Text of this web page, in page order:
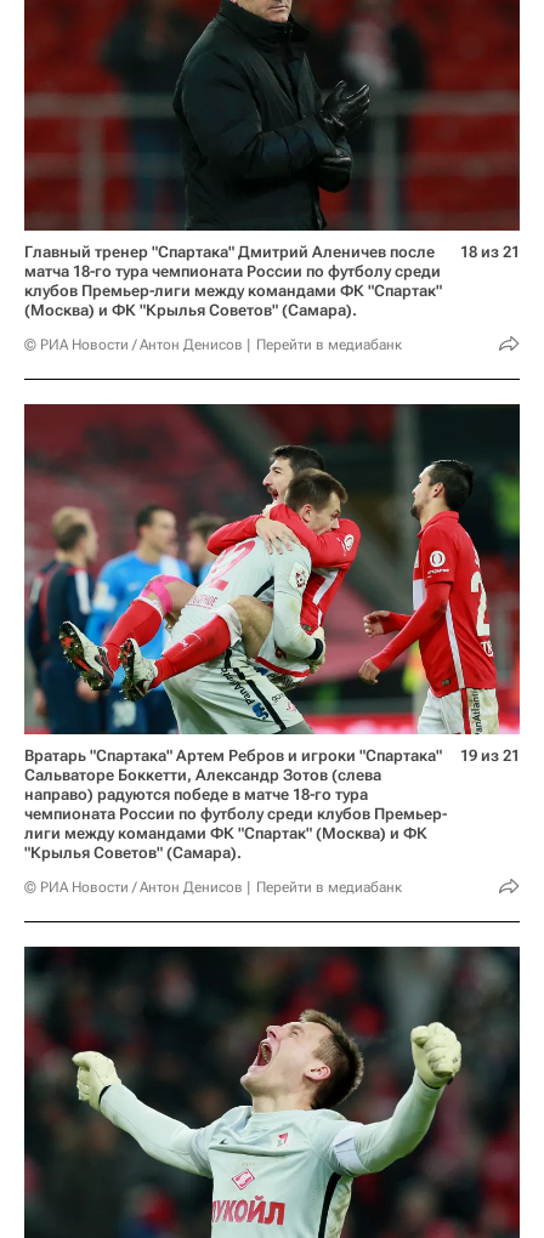
Главный тренер "Спартака" Дмитрий Аленичев после
матча 18-го тура чемпионата России по футболу среди
клубов Премьер-лиги между командами ФК "Спартак"
(Москва) и ФК "Крылья Советов" (Самара).
© РИА Новости / Антон Денисов Перейти в медиабанк
18 из 21
Вратарь "Спартака" Артем Ребров и игроки "Спартака"
Сальваторе Боккетти, Александр Зотов (слева
направо) радуются победе в матче 18-го тура
чемпионата России по футболу среди клубов Премьер-
лиги между командами ФК "Спартак" (Москва) и ФК
"Крылья Советов" (Самара).
© РИА Новости / Антон Денисов Перейти в медиабанк
19 из 21